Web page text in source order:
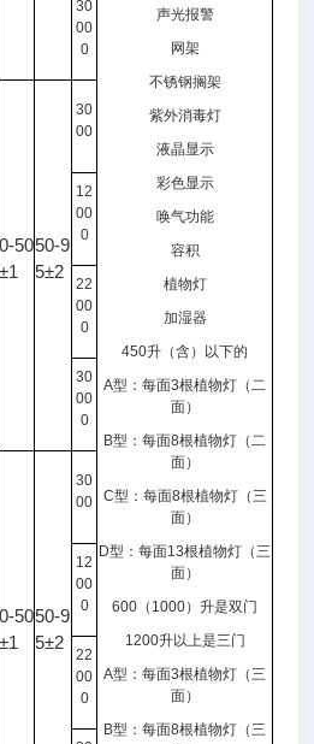
声光报警
网架
不锈钢搁架
紫外消毒灯
液晶显示
彩色显示
唤气功能
容积
植物灯
加湿器
450升（含）以下的
A型：每面3根植物灯（二
面）
B型：每面8根植物灯（二
面）
C型：每面8根植物灯（三
面）
D型：每面13根植物灯（三
面）
600 （ 1000）升是双门
1200升以上是三门
A型：每面3根植物灯（三
面）
B型：每面8根植物灯（三
30
00
0
0-50
±1
50-9
5±2
30
00
12
00
0
22
00
0
30
00
0
0-50
±1
50-9
5±2
30
00
12
00
0
22
00
0